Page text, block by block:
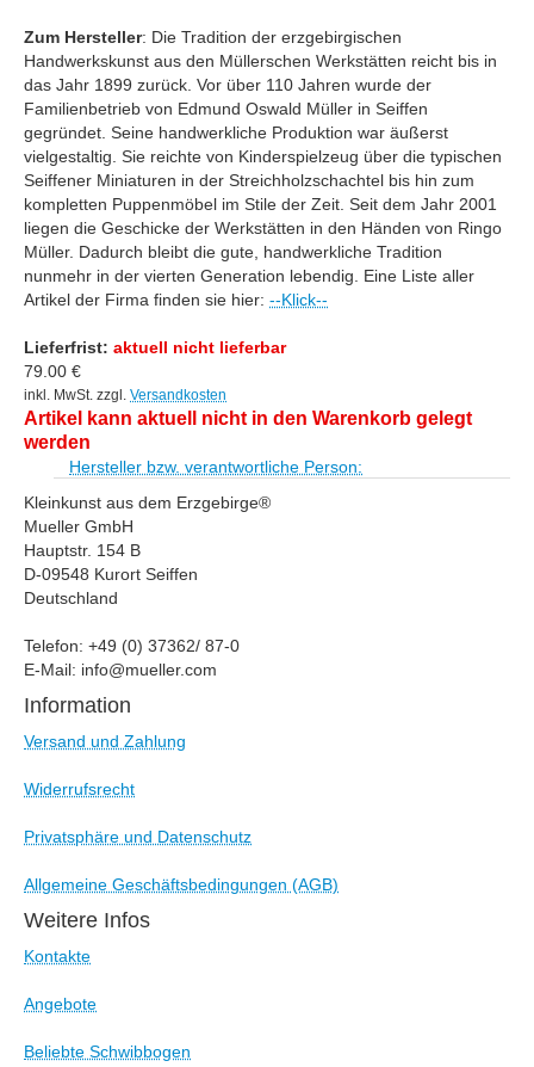
Zum Hersteller: Die Tradition der erzgebirgischen
Handwerkskunst aus den Müllerschen Werkstätten reicht bis in
das Jahr 1899 zurück. Vor über 110 Jahren wurde der
Familienbetrieb von Edmund Oswald Müller in Seiffen
gegründet. Seine handwerkliche Produktion war äußerst
vielgestaltig. Sie reichte von Kinderspielzeug über die typischen
Seiffener Miniaturen in der Streichholzschachtel bis hin zum
kompletten Puppenmöbel im Stile der Zeit. Seit dem Jahr 2001
liegen die Geschicke der Werkstätten in den Händen von Ringo
Müller. Dadurch bleibt die gute, handwerkliche Tradition
nunmehr in der vierten Generation lebendig. Eine Liste aller
Artikel der Firma finden sie hier: --Klick--
Lieferfrist: aktuell nicht lieferbar
79.00 €
inkl. MwSt. zzgl. Versandkosten
Artikel kann aktuell nicht in den Warenkorb gelegt
werden
Hersteller bzw. verantwortliche Person:
Kleinkunst aus dem Erzgebirge®
Mueller GmbH
Hauptstr. 154 B
D-09548 Kurort Seiffen
Deutschland
Telefon: +49 (0) 37362/ 87-0
E-Mail: info@mueller.com
Information
Versand und Zahlung
Widerrufsrecht
Privatsphäre und Datenschutz
Allgemeine Geschäftsbedingungen (AGB)
Weitere Infos
Kontakte
Angebote
Beliebte Schwibbogen